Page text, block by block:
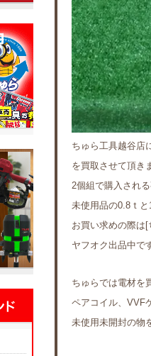
ちゅら工具越谷店
を買取させて頂き
2個組で購入され
未使用品の0.8ｔと
お買い求めの際は[
ヤフオク出品中で
ちゅらでは電材を
ペアコイル、VVF
未使用未開封の物